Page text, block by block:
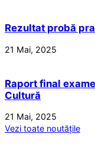
Rezultat probă
21 Mai, 2025
Raport final
Cultură
21 Mai, 2025
Vezi toate noutățile